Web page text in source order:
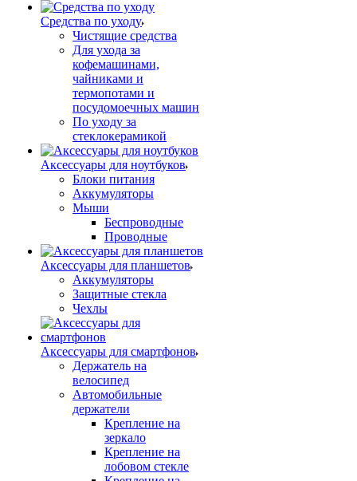
Средства по уходу
Чистящие средства
Для ухода за
кофемашинами,
чайниками и
термопотами и
посудомоечных машин
По уходу за
стеклокерамикой
Аксессуары для ноутбуков
Блоки питания
Аккумуляторы
Мыши
Беспроводные
Проводные
Аксессуары для планшетов
Аккумуляторы
Защитные стекла
Чехлы
Аксессуары для смартфонов
Держатель на
велосипед
Автомобильные
держатели
Крепление на
зеркало
Крепление на
лобовом стекле